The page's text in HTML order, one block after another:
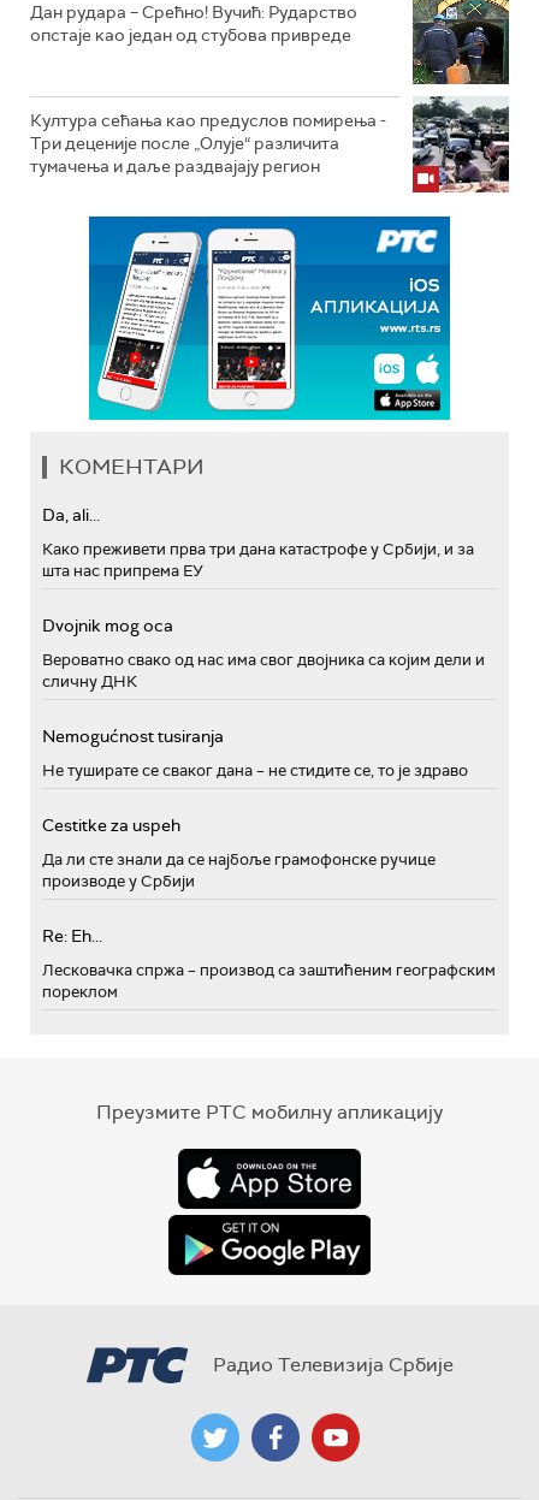
Дан рудара – Срећно! Вучић: Рударство
опстаје као један од стубова привреде
Култура сећања као предуслов помирења ­-
Три деценије после „Олује“ различита
тумачења и даље раздвајају регион
КОМЕНТАРИ
Da, ali...
Како преживети прва три дана катастрофе у Србији, и за
шта нас припрема ЕУ
Dvojnik mog oca
Вероватно свако од нас има свог двојника са којим дели и
сличну ДНК
Nemogućnost tusiranja
Не туширате се сваког дана – не стидите се, то је здраво
Cestitke za uspeh
Да ли сте знали да се најбоље грамофонске ручице
производе у Србији
Re: Eh...
Лесковачка спржа – производ са заштићеним географским
пореклом
Преузмите РТС мобилну апликацију
Радио Телевизија Србије